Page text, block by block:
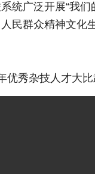
统广泛开展“我
民群众精神文化
秀杂技人才大